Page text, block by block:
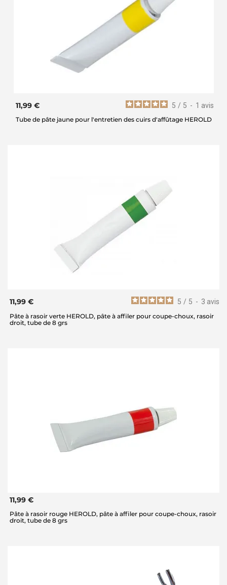
5 / 5 - 1 avis
11,99 €
Tube de pâte jaune pour l'entretien des cuirs d'affûtage HEROLD
5 / 5 - 3 avis
11,99 €
Pâte à rasoir verte HEROLD, pâte à affiler pour coupe-choux, rasoir
droit, tube de 8 grs
11,99 €
Pâte à rasoir rouge HEROLD, pâte à affiler pour coupe-choux, rasoir
droit, tube de 8 grs